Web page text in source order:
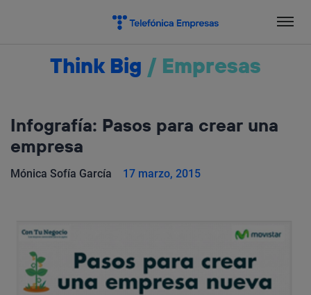
Think Big / Empresas
Infografía: Pasos para crear una
empresa
Mónica Sofía García 17 marzo, 2015